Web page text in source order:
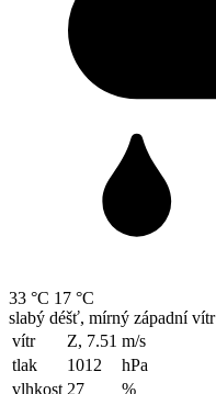
33 °C 17 °C
slabý déšť, mírný západní vítr
vítr
Z, 7.51 m/s
tlak
1012
hPa
vlhkost 27
%